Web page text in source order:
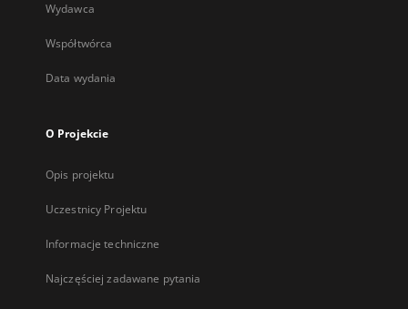
Wydawca
Współtwórca
Data wydania
O Projekcie
Opis projektu
Uczestnicy Projektu
Informacje techniczne
Najczęściej zadawane pytania